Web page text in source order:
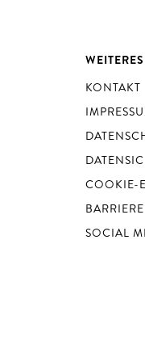
WEITERES
KONTAKT
COOKIE-
SOCIAL